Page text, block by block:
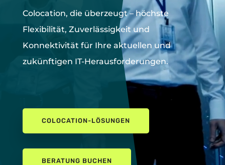
Colocation, die überzeugt –höchste
Flexibilität, Zuverlässigkeit und
Konnektivität für Ihre aktuellen und
zukünftigen IT-Herausforderungen.
COLOCATION-LÖSUNGEN
BERATUNG BUCHEN